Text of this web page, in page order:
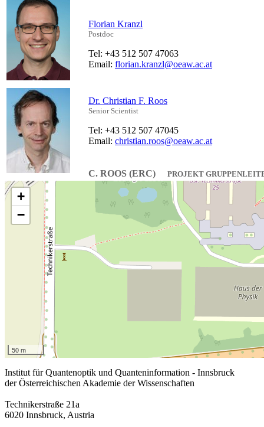
Florian Kranzl
Postdoc
Tel: +43 512 507 47063
Email: florian.kranzl@oeaw.ac.at
Dr. Christian F. Roos
Senior Scientist
Tel: +43 512 507 47045
Email: christian.roos@oeaw.ac.at
C. ROOS (ERC) PROJEKT
+
−
50 m
Institut für Quantenoptik und Quanteninformation - Innsbruck
der Österreichischen Akademie der Wissenschaften
Technikerstraße 21a
6020 Innsbruck, Austria